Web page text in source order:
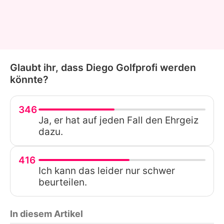
Glaubt ihr, dass Diego Golfprofi werden
könnte?
346
Ja, er hat auf jeden Fall den Ehrgeiz
dazu.
416
Ich kann das leider nur schwer
beurteilen.
In diesem Artikel